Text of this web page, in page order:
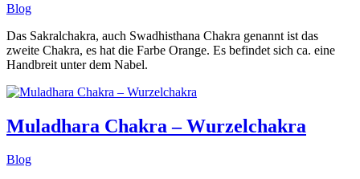
Blog
Das Sakralchakra, auch Swadhisthana Chakra genannt ist das
zweite Chakra, es hat die Farbe Orange. Es befindet sich ca. eine
Handbreit unter dem Nabel.
Muladhara Chakra – Wurzelchakra
Blog